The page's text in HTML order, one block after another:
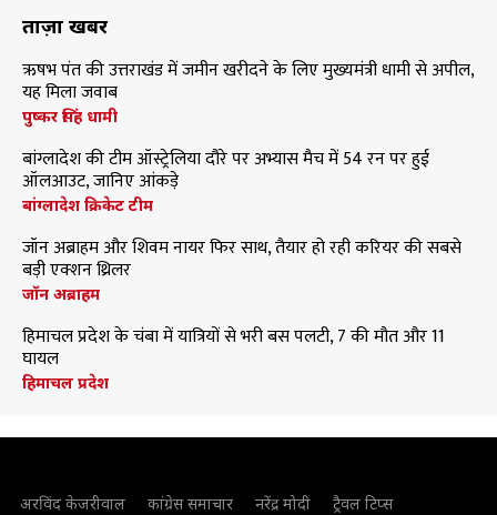
ताज़ा खबरें
ऋषभ पंत की उत्तराखंड में जमीन खरीदने के लिए मुख्यमंत्री धामी से अपील,
यह मिला जवाब
पुष्कर सिंह धामी
बांग्लादेश की टीम ऑस्ट्रेलिया दौरे पर अभ्यास मैच में 54 रन पर हुई
ऑलआउट, जानिए आंकड़े
बांग्लादेश क्रिकेट टीम
जॉन अब्राहम और शिवम नायर फिर साथ, तैयार हो रही करियर की सबसे
बड़ी एक्शन थ्रिलर
जॉन अब्राहम
हिमाचल प्रदेश के चंबा में यात्रियों से भरी बस पलटी, 7 की मौत और 11
घायल
हिमाचल प्रदेश
अरविंद केजरीवाल कांग्रेस समाचार नरेंद्र मोदी
ट्रैवल टिप्स